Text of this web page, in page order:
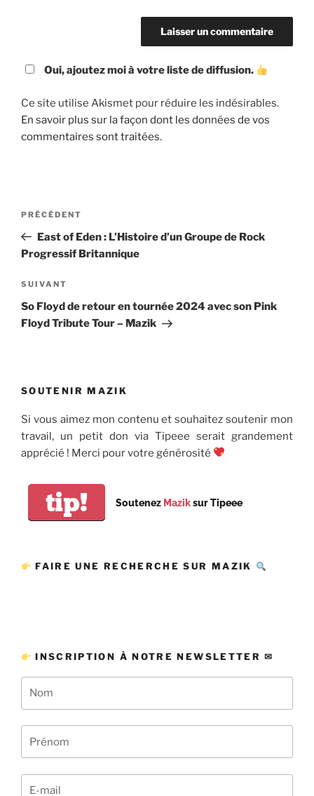
Oui, ajoutez moi à votre liste de diffusion.
Ce site utilise Akismet pour réduire les indésirables.
En savoir plus sur la façon dont les données de vos
commentaires sont traitées.
Navigation
l’article
Article
précédent
PRÉCÉDENT
East of Eden : L’Histoire d’un Groupe de Rock
Progressif Britannique
Article
suivant
SUIVANT
So Floyd de retour en tournée 2024 avec son Pink
Floyd Tribute Tour – Mazik
SOUTENIR MAZIK
Si vous aimez mon contenu et souhaitez soutenir mon
travail, un petit don via Tipeee serait grandement
apprécié ! Merci pour votre générosité
tip! Soutenez Maziksur Tipeee
FAIRE UNE RECHERCHE SUR MAZIK
INSCRIPTION À NOTRE NEWSLETTER ✉